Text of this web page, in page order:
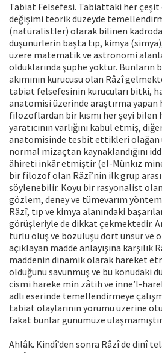
Tabiat Felsefesi. Tabiattaki her
değişimi teorik düzeyde
(natüralistler) olarak bilinen
düşünürlerin başta tıp, kimya
üzere matematik ve astronomi
olduklarında şüphe yoktur. Bunların
akımının kurucusu olan Râzî
tabiat felsefesinin kurucuları bitki,
anatomisi üzerinde araştırma yapan
filozoflardan bir kısmı her şeyi
yaratıcının varlığını kabul etmiş,
anatomisinde tesbit ettikleri olağan
normal mizaçtan kaynaklandığını
âhireti inkâr etmiştir (el-Münkız
bir filozof olan Râzî’nin ilk grup
söylenebilir. Koyu bir rasyonalist
gözlem, deney ve tümevarım
Râzî, tıp ve kimya alanındaki
görüşleriyle de dikkat çekmektedir.
türlü oluş ve bozuluşu dört unsur ve
açıklayan madde anlayışına karşılık
maddenin dinamik olarak hareket
olduğunu savunmuş ve bu konudaki
cismi hareke min zâtih ve inne’l-
adlı eserinde temellendirmeye
tabiat olaylarının yorumu üzerine
fakat bunlar günümüze
Ahlâk. Kindî’den sonra Râzî de dinî